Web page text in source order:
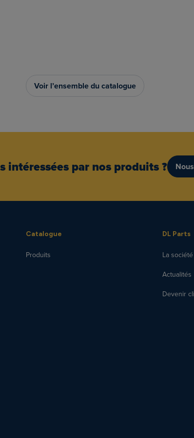
Voir l’ensemble du catalogue
intéressées par nos produits ?
Catalogue
Produits
DL Parts
La société
Actualités
Devenir